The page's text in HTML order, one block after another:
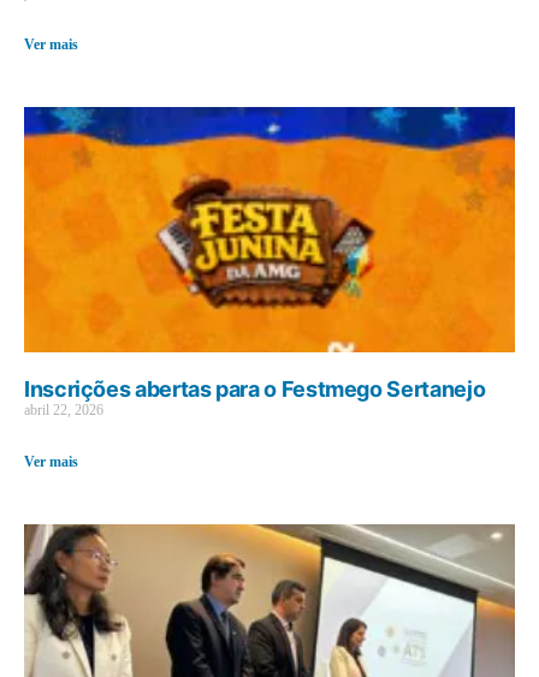
Ver mais
Inscrições abertas para o Festmego Sertanejo
abril 22, 2026
Ver mais